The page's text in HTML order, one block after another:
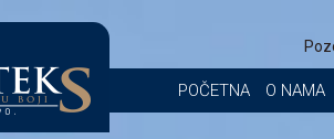
POČETNA O NAMA